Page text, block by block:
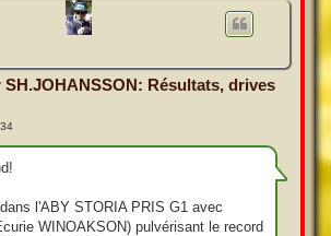
Résultats, drives
l'ABY STORIA PRIS G1 avec
WINOAKSON) pulvérisant le record